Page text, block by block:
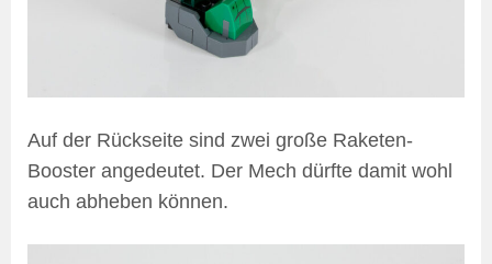
Auf der Rückseite sind zwei große Raketen-
Booster angedeutet. Der Mech dürfte damit wohl
auch abheben können.